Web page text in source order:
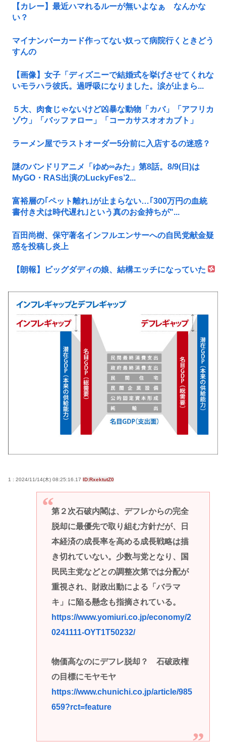
【カレー】最近ハマれるルーが無いよなぁ なんかな
い？
マイナンバーカード作ってない奴って病院行くときどう
すんの
【画像】女子「ディズニーで結婚式を挙げさせてくれな
いモラハラ彼氏。過呼吸になりました。涙が止まら...
５大、肉食じゃないけど凶暴な動物「カバ」「アフリカ
ゾウ」「バッファロー」「コーカサスオオカブト」
ラーメン屋でラストオーダー5分前に入店するの迷惑？
謎のバンドリアニメ「ゆめ∞みた」第8話。8/9(日)は
MyGO・RAS出演のLuckyFes’2...
富裕層の｢ペット離れ｣が止まらない…｢300万円の血統
書付き犬は時代遅れ｣という真のお金持ちが"...
百田尚樹、保守著名インフルエンサーへの自民党献金疑
惑を投稿し炎上
【朗報】ビッグダディの娘、結構エッチになっていた
1 : 2024/11/14(木) 08:25:16.17 ID:RxektutZ0
第２次石破内閣は、デフレからの完全
脱却に最優先で取り組む方針だが、日
本経済の成長率を高める成長戦略は描
き切れていない。少数与党となり、国
民民主党などとの調整次第では分配が
重視され、財政出動による「バラマ
キ」に陥る懸念も指摘されている。
https://www.yomiuri.co.jp/economy/2
0241111-OYT1T50232/
物価高なのにデフレ脱却？ 石破政権
の目標にモヤモヤ
https://www.chunichi.co.jp/article/985
659?rct=feature